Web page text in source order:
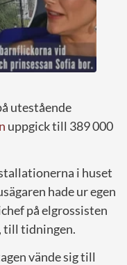
utestående
uppgick till 389 000
i huset
hade ur egen
på elgrossisten
till tidningen.
vände sig till